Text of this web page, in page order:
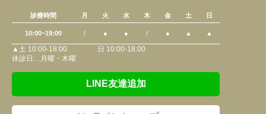
診療時間 月 火 水 木 金 土 日
10:00~19:00 / ● ● / ● ▲ ▲
▲土 10:00-18:00 日 10:00-18:00
休診日…月曜・木曜
LINE友達追加